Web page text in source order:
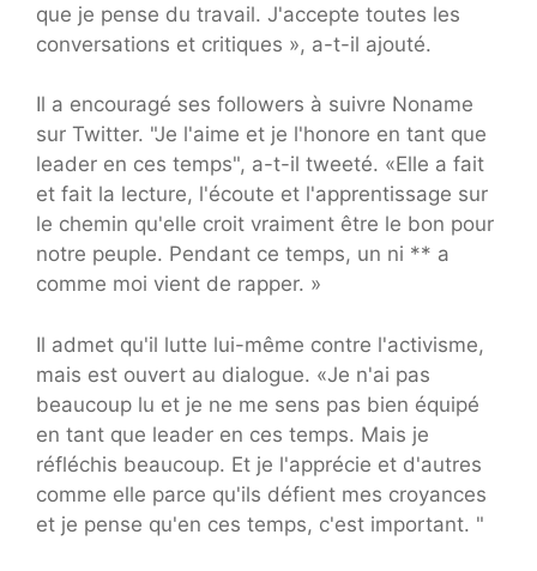
que je pense du travail. J'accepte toutes les
conversations et critiques », a-t-il ajouté.
Il a encouragé ses followers à suivre Noname
sur Twitter. "Je l'aime et je l'honore en tant que
leader en ces temps", a-t-il tweeté. «Elle a fait
et fait la lecture, l'écoute et l'apprentissage sur
le chemin qu'elle croit vraiment être le bon pour
notre peuple. Pendant ce temps, un ni ** a
comme moi vient de rapper. »
Il admet qu'il lutte lui-même contre l'activisme,
mais est ouvert au dialogue. «Je n'ai pas
beaucoup lu et je ne me sens pas bien équipé
en tant que leader en ces temps. Mais je
réfléchis beaucoup. Et je l'apprécie et d'autres
comme elle parce qu'ils défient mes croyances
et je pense qu'en ces temps, c'est important. "